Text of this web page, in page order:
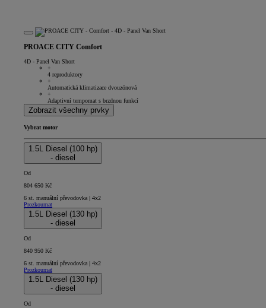
PROACE CITY Comfort
4D - Panel Van Short
+
4 reproduktory
+
Automatická klimatizace dvouzónová
+
Adaptivní tempomat s brzdnou funkcí
Zobrazit všechny prvky
Vybrat motor
1.5L Diesel (100 hp)
- diesel
Od
804 650 Kč
6 st. manuální převodovka | 4x2
Prozkoumat
1.5L Diesel (130 hp)
- diesel
Od
840 950 Kč
6 st. manuální převodovka | 4x2
Prozkoumat
1.5L Diesel (130 hp)
- diesel
Od